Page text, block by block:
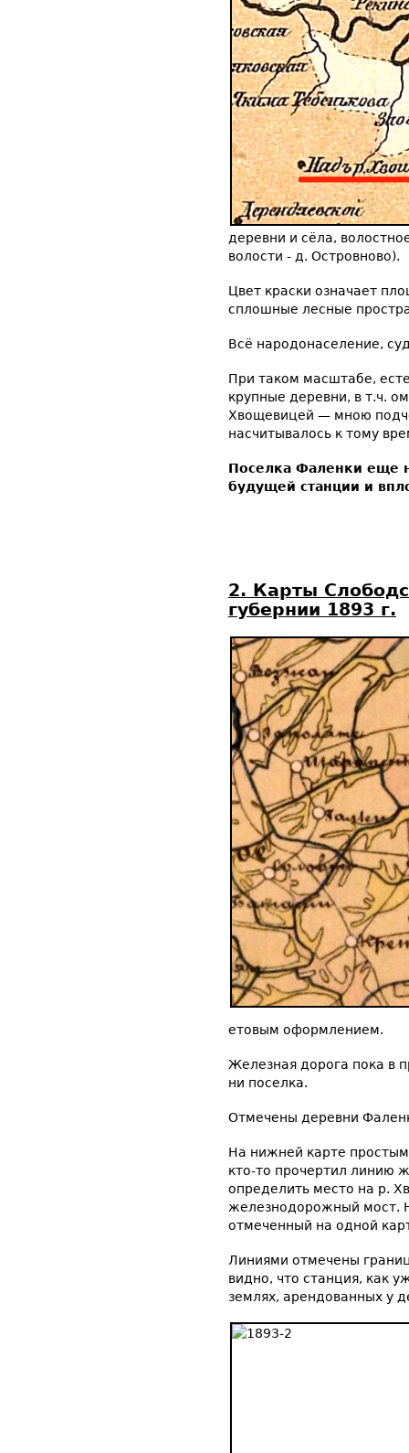
деревни и сёла,
волости - д. Островново).
Цвет краски означает
сплошные лесные
Всё народонаселение,
При таком масштабе,
крупные деревни, в т.ч.
Хвощевицей — мною
насчитывалось к тому
Поселка Фаленки еще
будущей станции и
2. Карты
губернии 1893 г.
етовым оформлением.
Железная дорога пока в
ни поселка.
Отмечены деревни
На нижней карте
кто-то прочертил линию
определить место на р.
железнодорожный мост.
отмеченный на одной
Линиями отмечены
видно, что станция, как
землях, арендованных у